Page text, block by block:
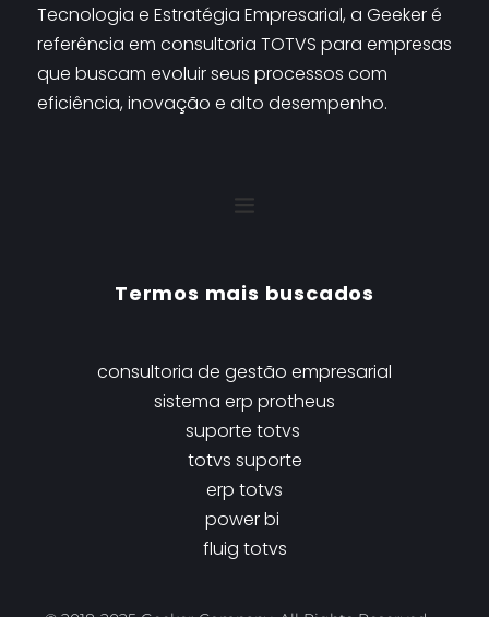
Tecnologia e Estratégia Empresarial, a Geeker é
referência em consultoria TOTVS para empresas
que buscam evoluir seus processos com
eficiência, inovação e alto desempenho.
Termos mais buscados
consultoria de gestão empresarial
sistema erp protheus
suporte totvs
totvs suporte
erp totvs
power bi
fluig totvs